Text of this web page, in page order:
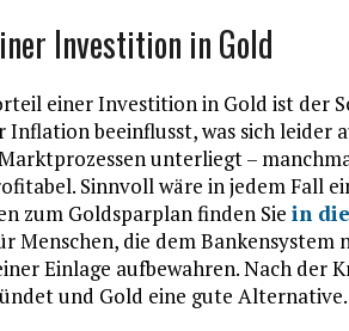
Investition in Gold
einer Investition in Gold ist der
beeinflusst, was sich leider
unterliegt –
Sinnvoll wäre in jedem Fall
zum Goldsparplan finden Sie in
Menschen, die dem
Einlage aufbewahren. Nach der
und Gold eine gute Alternative.